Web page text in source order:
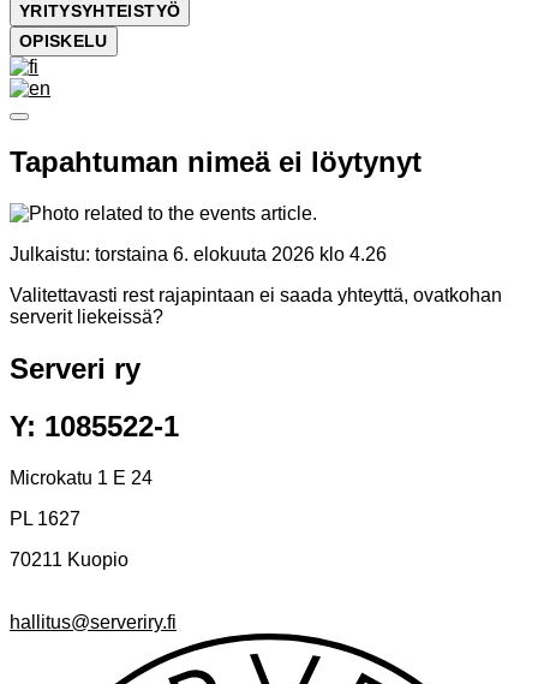
YRITYSYHTEISTYÖ
OPISKELU
Tapahtuman nimeä ei löytynyt
Julkaistu: torstaina 6. elokuuta 2026 klo 4.26
Valitettavasti rest rajapintaan ei saada yhteyttä, ovatkohan
serverit liekeissä?
Serveri ry
Y: 1085522-1
Microkatu 1 E 24
PL 1627
70211 Kuopio
hallitus@serveriry.fi